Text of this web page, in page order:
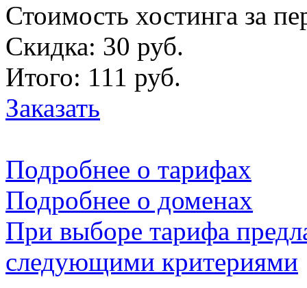
Стоимость хостинга за
Скидка: 30 руб.
Итого: 111 руб.
Заказать
Подробнее о тарифах
Подробнее о доменах
При выборе тарифа
следующими критериями